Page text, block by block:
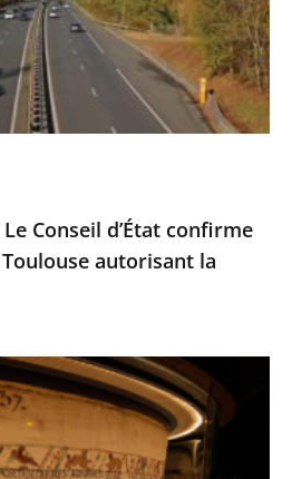
Conseil d’État confirme
Toulouse autorisant la